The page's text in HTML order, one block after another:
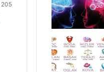
205